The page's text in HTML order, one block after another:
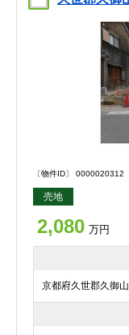
〔物件ID〕 0000020312
売地
2,080 万円
京都府久世郡久御